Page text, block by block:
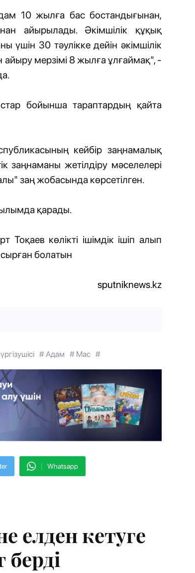
10 жылға бас бостандығынан,
айырылады. Әкімшілік құқық
үшін 30 тәулікке дейін әкімшілік
айыру мерзімі 8 жылға ұлғаймақ", -
бойынша тараптардың қайта
кейбір заңнамалық
заңнаманы жетілдіру мәселелері
заң жобасында көрсетілген.
қарады.
көлікті ішімдік ішіп алып
болатын
sputniknews.kz
# Адам # Мас #
| Whatsapp
елден кетуге